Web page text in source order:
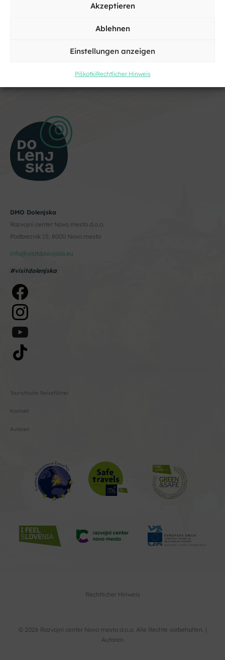
Akzeptieren
Ablehnen
Einstellungen anzeigen
PiškotkiRechtlicher Hinweis
DMO Dolenjska
Razvojni center Novo mesto d.o.o.
Podbreznik 15, 8000 Novo mesto
info@visitdolenjska.eu
#visitdolenjska
Touristische Reiseführer
Kontakt
Autoren
Rechtlicher Hinweis
© 2026 Razvojni center Novo mesto d.o.o. Alle Rechte vorbehalten. |
Autoren